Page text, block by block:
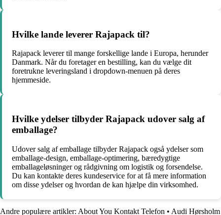
Hvilke lande leverer Rajapack til?
Rajapack leverer til mange forskellige lande i Europa, herunder
Danmark. Når du foretager en bestilling, kan du vælge dit
foretrukne leveringsland i dropdown-menuen på deres
hjemmeside.
Hvilke ydelser tilbyder Rajapack udover salg af
emballage?
Udover salg af emballage tilbyder Rajapack også ydelser som
emballage-design, emballage-optimering, bæredygtige
emballageløsninger og rådgivning om logistik og forsendelse.
Du kan kontakte deres kundeservice for at få mere information
om disse ydelser og hvordan de kan hjælpe din virksomhed.
Andre populære artikler: About You Kontakt Telefon • Audi Hørsholm